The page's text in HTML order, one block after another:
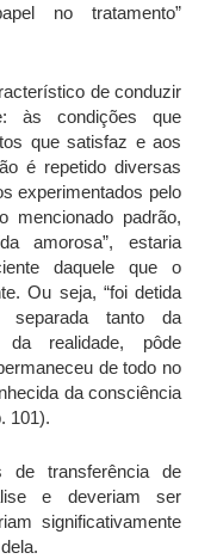
no tratamento”
de conduzir
às condições que
que satisfaz e aos
é repetido diversas
experimentados pelo
mencionado padrão,
amorosa”, estaria
daquele que o
Ou seja, “foi detida
separada tanto da
da realidade, pôde
de todo no
da consciência
101).
de transferência de
e deveriam ser
significativamente